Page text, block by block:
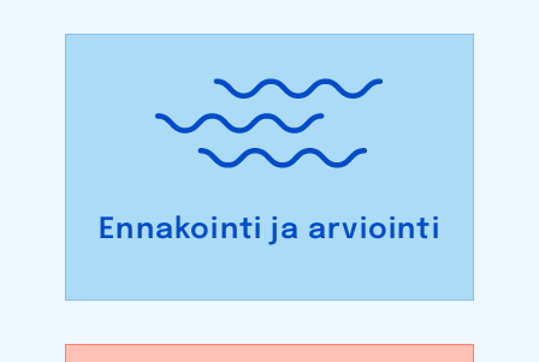
Ennakointi ja arviointi